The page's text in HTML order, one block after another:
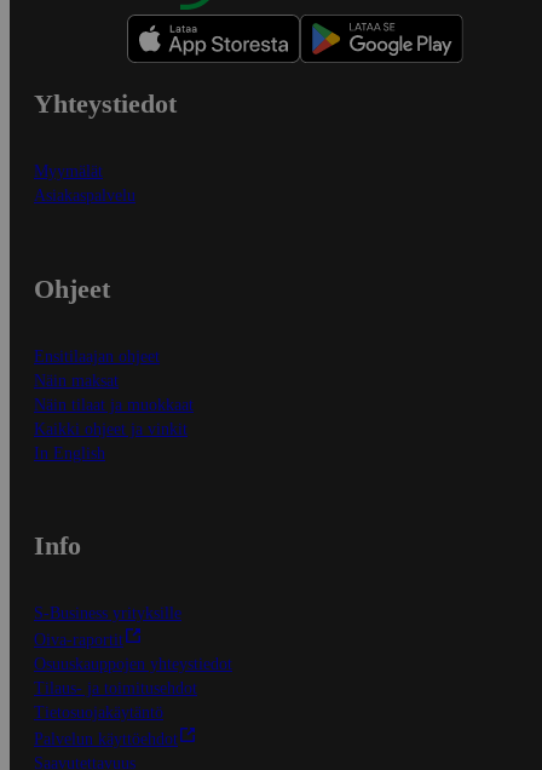
Yhteystiedot
Myymälät
Asiakaspalvelu
Ohjeet
Ensitilaajan ohjeet
Näin maksat
Näin tilaat ja muokkaat
Kaikki ohjeet ja vinkit
In English
Info
S-Business yrityksille
Oiva-raportit
Osuuskauppojen yhteystiedot
Tilaus- ja toimitusehdot
Tietosuojakäytäntö
Palvelun käyttöehdot
Saavutettavuus